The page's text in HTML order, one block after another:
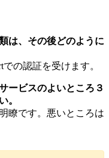
は、その後どのように
の認証を受けます。
ービスのよいところ３
。
瞭です。悪いところは